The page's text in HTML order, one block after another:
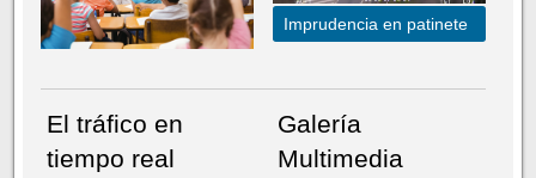
Imprudencia en patinete
El tráfico en
tiempo real
Galería
Multimedia